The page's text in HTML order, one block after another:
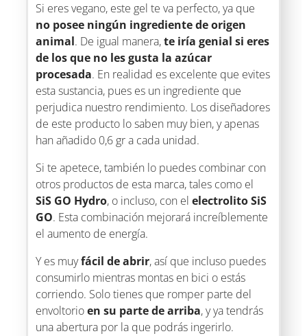
Si eres vegano, este gel te va perfecto, ya que
no posee ningún ingrediente de origen
animal. De igual manera,te iría genial si eres
de los que no les gusta la azúcar
procesada. En realidad es excelente que evites
esta sustancia, pues es un ingrediente que
perjudica nuestro rendimiento. Los diseñadores
de este producto lo saben muy bien, y apenas
han añadido 0,6 gr a cada unidad.
Si te apetece, también lo puedes combinar con
otros productos de esta marca, tales como el
SiS GO Hydro, o incluso, con elelectrolito SiS
GO. Esta combinación mejorará increíblemente
el aumento de energía.
Y es muyfácil de abrir, así que incluso puedes
consumirlo mientras montas en bici o estás
corriendo. Solo tienes que romper parte del
envoltorioen su parte de arriba, y ya tendrás
una abertura por la que podrás ingerirlo.